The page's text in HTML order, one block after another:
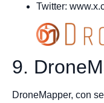
Twitter:
9.
DroneMapper, con